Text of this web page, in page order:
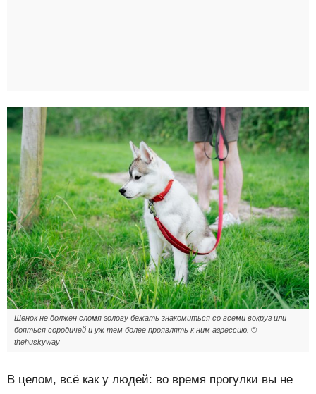
Щенок не должен сломя голову бежать знакомиться со всеми вокруг или
бояться сородичей и уж тем более проявлять к ним агрессию. ©
thehuskyway
В целом, всё как у людей: во время прогулки вы не